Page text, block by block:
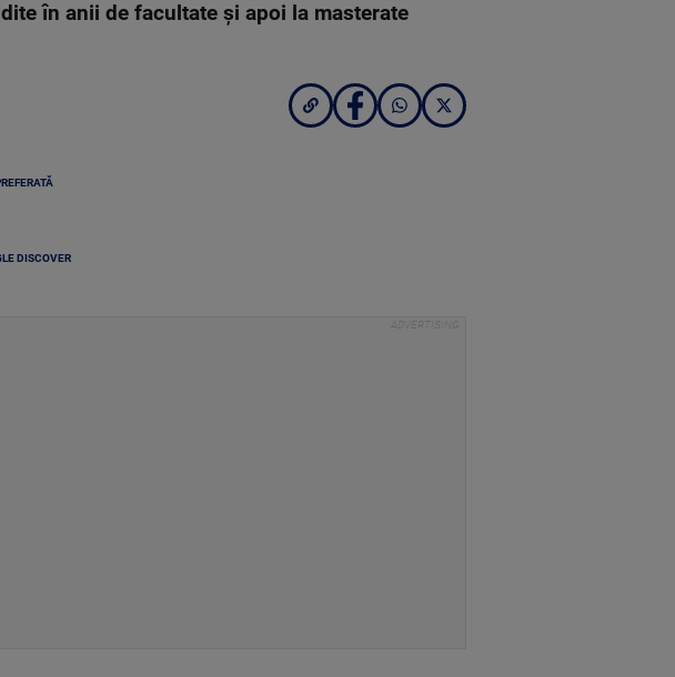
în anii de facultate și apoi la masterate
DISCOVER